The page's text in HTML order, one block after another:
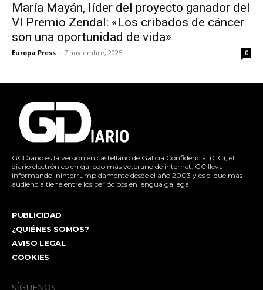
María Mayán, líder del proyecto ganador del
VI Premio Zendal: «Los cribados de cáncer
son una oportunidad de vida»
Europa Press - 7 noviembre, 2025 0
GCDiario es la versión en castellano de Galicia Confidencial (GC), el
diario electrónico en gallego más veterano de internet. GC lleva
informando ininterrumpidamente desde el año 2003 y es el que más
audiencia tiene entre los periódicos en lengua gallega.
PUBLICIDAD
¿QUIÉNES SOMOS?
AVISO LEGAL
COOKIES
SÍGUENOS